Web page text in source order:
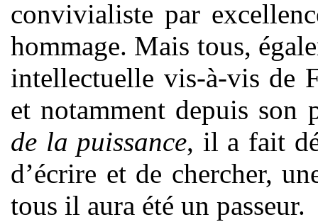
convivialiste par
hommage. Mais tous,
intellectuelle vis-à-vis de
et notamment depuis
de la puissance, il a fait
d’écrire et de chercher,
tous il aura été un passeur.